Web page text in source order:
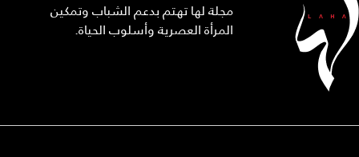
مجلة لها تهتم بدعم الشباب وتمكين
المرأة العصرية وأسلوب الحياة.